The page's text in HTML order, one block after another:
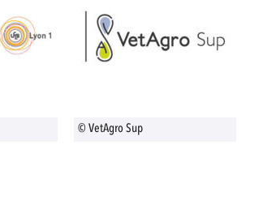
© VetAgro Sup